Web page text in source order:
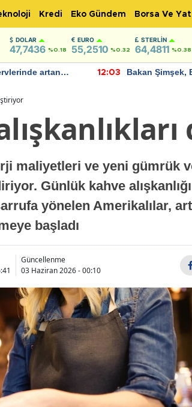
Kredi Eko Gündem Borsa Ve
DOLAR
47,7436 %0.18
EURO
55,2510 %0.32
STERLIN
64,4811 %0.38
artan
12:03
Bakan Şimşek,
maliyetleri ve yeni gümrük
Günlük kahve
yönelen Amerikalılar,
başladı
Güncellenme
03 Haziran 2026 - 00:10